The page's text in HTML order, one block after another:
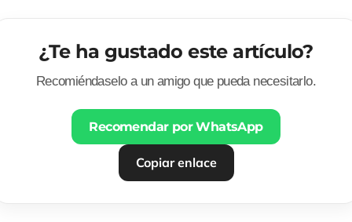
¿Te ha gustado este artículo?
Recomiéndaselo a un amigo que pueda necesitarlo.
Recomendar por WhatsApp
Copiar enlace